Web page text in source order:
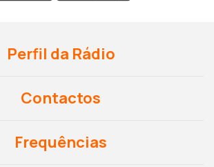
Perfil da Rádio
Contactos
Frequências